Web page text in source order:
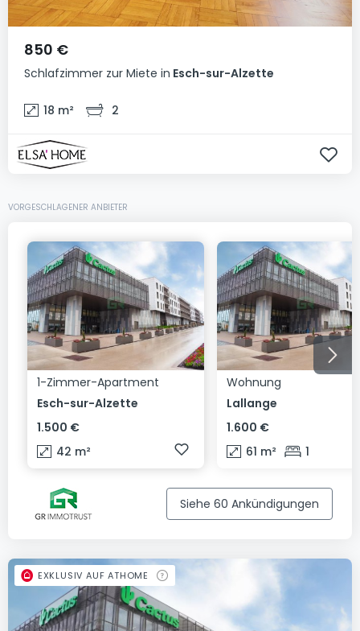
Schlafzimmer zur Miete in Esch-sur-Alzette
850 €
18 m² 2
VORGESCHLAGENER ANBIETER
1-Zimmer-Apartment
Esch-sur-Alzette
1.500 €
42 m²
Wohnung
Lallange
1.600 €
61 m² 1
Siehe 60 Ankündigungen
EXKLUSIV AUF ATHOME